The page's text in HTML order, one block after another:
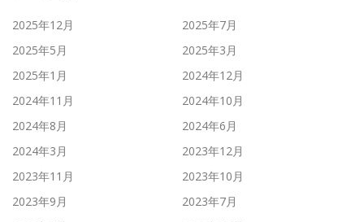
2025年12月
2025年7月
2025年5月
2025年3月
2025年1月
2024年12月
2024年11月
2024年10月
2024年8月
2024年6月
2024年3月
2023年12月
2023年11月
2023年10月
2023年9月
2023年7月